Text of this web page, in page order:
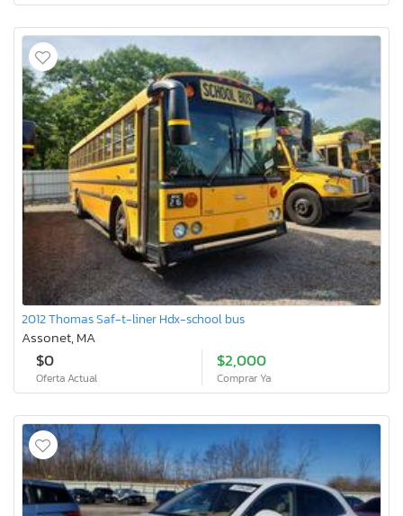
2012 Thomas Saf-t-liner Hdx-school bus
Assonet, MA
$0
Oferta Actual
$2,000
Comprar Ya